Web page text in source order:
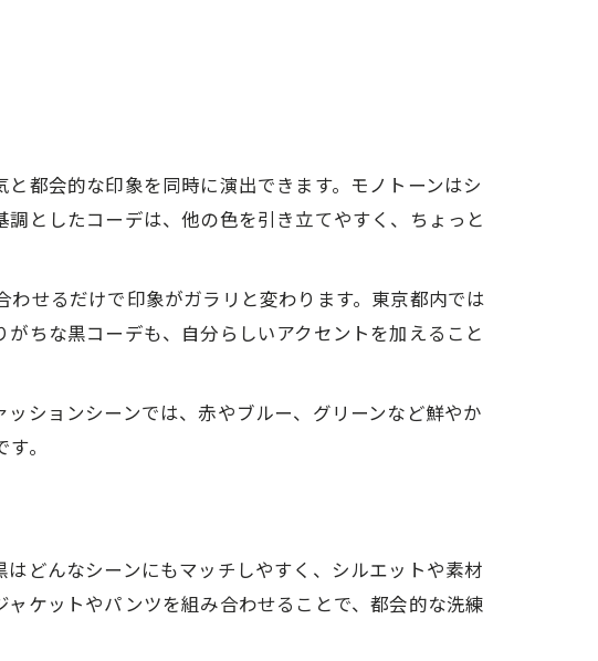
イド
デ術
用
ント
説
イント
介
コツ
の秘訣
ーデ
都会的な印象を同時に演出できます。モノトーンはシ
としたコーデは、他の色を引き立てやすく、ちょっと
せるだけで印象がガラリと変わります。東京都内では
ちな黒コーデも、自分らしいアクセントを加えること
ションシーンでは、赤やブルー、グリーンなど鮮やか
。
どんなシーンにもマッチしやすく、シルエットや素材
ケットやパンツを組み合わせることで、都会的な洗練